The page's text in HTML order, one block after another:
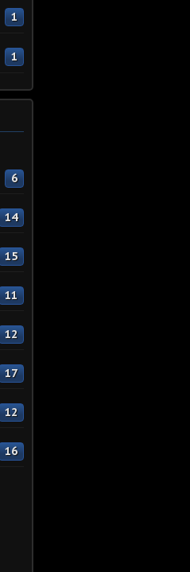
1
1
6
14
15
11
12
17
12
16